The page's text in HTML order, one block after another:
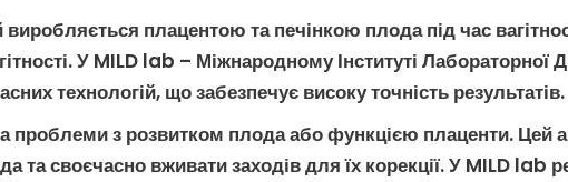
плацентою та печінкою плода під час
У MILD lab – Міжнародному Інституті Лабораторної
технологій, що забезпечує високу точність результатів.
проблеми з розвитком плода або функцією плаценти. Цей
та своєчасно вживати заходів для їх корекції. У MILD lab